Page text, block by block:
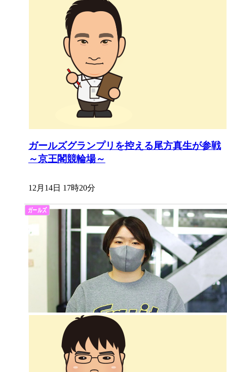
ガールズグランプリを控える尾方真生が参戦
～京王閣競輪場～
12月14日 17時20分